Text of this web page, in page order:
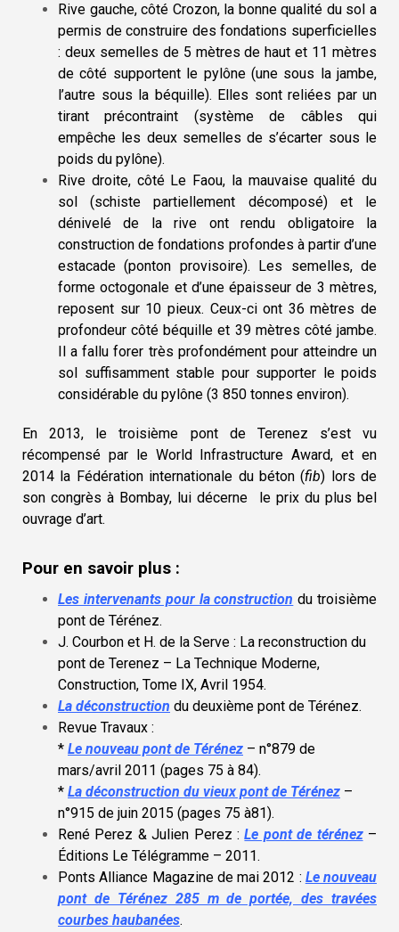
Rive gauche, côté Crozon, la bonne qualité du sol a
permis de construire des fondations superficielles
: deux semelles de 5 mètres de haut et 11 mètres
de côté supportent le pylône (une sous la jambe,
l’autre sous la béquille). Elles sont reliées par un
tirant précontraint (système de câbles qui
empêche les deux semelles de s’écarter sous le
poids du pylône).
Rive droite, côté Le Faou, la mauvaise qualité du
sol (schiste partiellement décomposé) et le
dénivelé de la rive ont rendu obligatoire la
construction de fondations profondes à partir d’une
estacade (ponton provisoire). Les semelles, de
forme octogonale et d’une épaisseur de 3 mètres,
reposent sur 10 pieux. Ceux-ci ont 36 mètres de
profondeur côté béquille et 39 mètres côté jambe.
Il a fallu forer très profondément pour atteindre un
sol suffisamment stable pour supporter le poids
considérable du pylône (3 850 tonnes environ).
En 2013, le troisième pont de Terenez s’est vu
récompensé par le World Infrastructure Award, et en
2014 la Fédération internationale du béton (fib) lors de
son congrès à Bombay, lui décerne le prix du plus bel
ouvrage d’art.
Pour en savoir plus :
Les intervenants pour la construction du troisième
pont de Térénez.
J. Courbon et H. de la Serve : La reconstruction du
pont de Terenez – La Technique Moderne,
Construction, Tome IX, Avril 1954.
La déconstruction du deuxième pont de Térénez.
Revue Travaux :
* Le nouveau pont de Térénez – n°879 de
mars/avril 2011 (pages 75 à 84).
* La déconstruction du vieux pont de Térénez –
n°915 de juin 2015 (pages 75 à81).
René Perez & Julien Perez :Le pont de térénez–
Éditions Le Télégramme – 2011.
Ponts Alliance Magazine de mai 2012 : Le nouveau
pont de Térénez 285 m de portée, des travées
courbes haubanées.